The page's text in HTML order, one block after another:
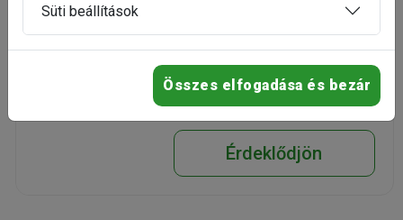
Érdeklődjön
Süti beállítások
Összes elfogadása és bezár